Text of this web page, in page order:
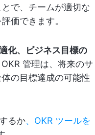
で、チームが適切な
価できます。
化、ビジネス目標の
管理は、将来のサ
の目標達成の可能性
るか、OKR ツールを